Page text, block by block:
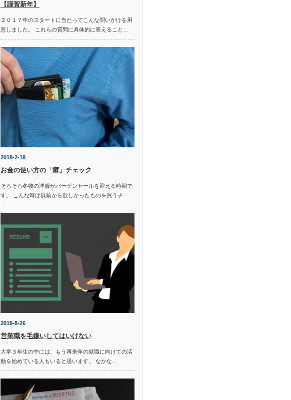
【謹賀新年】
２０１７年のスタートに当たってこんな問いかけを用
意しました。 これらの質問に具体的に答えること…
2018-2-18
お金の使い方の「癖」チェック
そろそろ冬物の洋服がバーゲンセールを迎える時期で
す。 こんな時は以前から欲しかったものを買うチ…
2019-8-26
営業職を毛嫌いしてはいけない
大学３年生の中には、もう再来年の就職に向けての活
動を始めている人もいると思います。 なかな…